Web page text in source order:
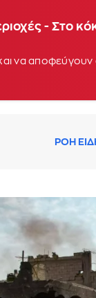
- Στο
να
ΡΟΗ